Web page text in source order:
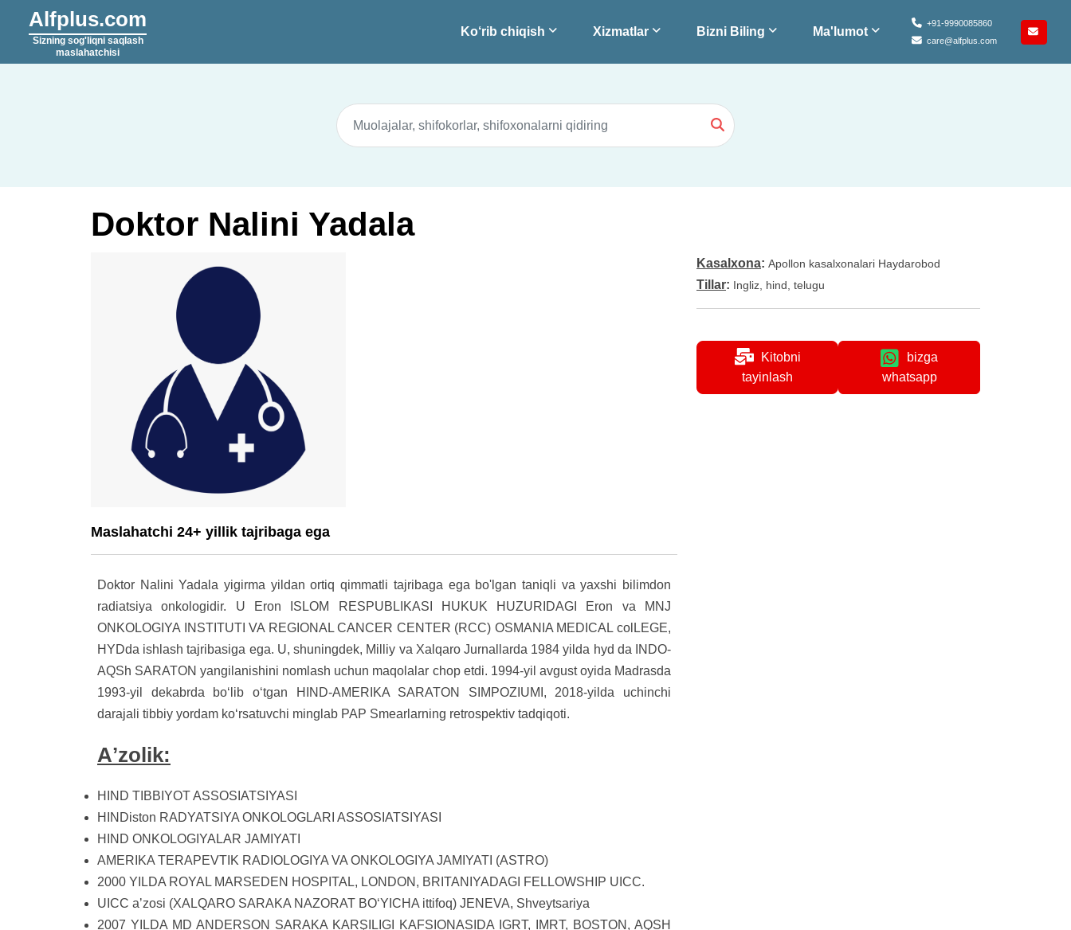
Alfplus.com
Sizning sog'liqni saqlash
maslahatchisi
+91-9990085860
care@alfplus.com
Ko‘rib chiqish Xizmatlar Bizni Biling Ma'lumot
Doktor Nalini Yadala
Maslahatchi 24+ yillik tajribaga ega
Doktor Nalini Yadala yigirma yildan ortiq qimmatli tajribaga ega bo'lgan taniqli va yaxshi bilimdon
radiatsiya onkologidir. U Eron ISLOM RESPUBLIKASI HUKUK HUZURIDAGI Eron va MNJ
ONKOLOGIYA INSTITUTI VA REGIONAL CANCER CENTER (RCC) OSMANIA MEDICAL colLEGE,
HYDda ishlash tajribasiga ega. U, shuningdek, Milliy va Xalqaro Jurnallarda 1984 yilda hyd da INDO-
AQSh SARATON yangilanishini nomlash uchun maqolalar chop etdi. 1994-yil avgust oyida Madrasda
1993-yil dekabrda boʻlib oʻtgan HIND-AMERIKA SARATON SIMPOZIUMI, 2018-yilda uchinchi
darajali tibbiy yordam koʻrsatuvchi minglab PAP Smearlarning retrospektiv tadqiqoti.
Aʼzolik:
HIND TIBBIYOT ASSOSIATSIYASI
HINDiston RADYATSIYA ONKOLOGLARI ASSOSIATSIYASI
HIND ONKOLOGIYALAR JAMIYATI
AMERIKA TERAPEVTIK RADIOLOGIYA VA ONKOLOGIYA JAMIYATI (ASTRO)
2000 YILDA ROYAL MARSEDEN HOSPITAL, LONDON, BRITANIYADAGI FELLOWSHIP UICC.
UICC aʼzosi (XALQARO SARAKA NAZORAT BOʻYICHA ittifoq) JENEVA, Shveytsariya
2007 YILDA MD ANDERSON SARAKA KARŞILIGI KAFSIONASIDA IGRT, IMRT, BOSTON, AQSH
Kasalxona: Apollon kasalxonalari Haydarobod
Tillar: Ingliz, hind, telugu
Kitobni
tayinlash
bizga
whatsapp